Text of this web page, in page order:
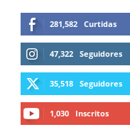
281,582 Curtidas
47,322 Seguidores
35,518 Seguidores
1,030 Inscritos